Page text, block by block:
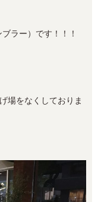
ラー）です！！！
場をなくしておりま